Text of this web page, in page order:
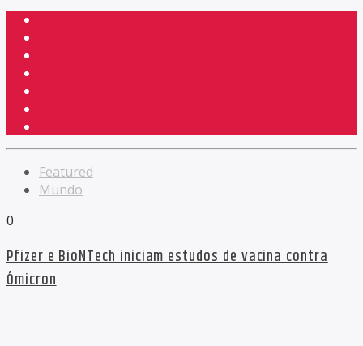
Featured
Mundo
0
Pfizer e BioNTech iniciam estudos de vacina contra
Ômicron